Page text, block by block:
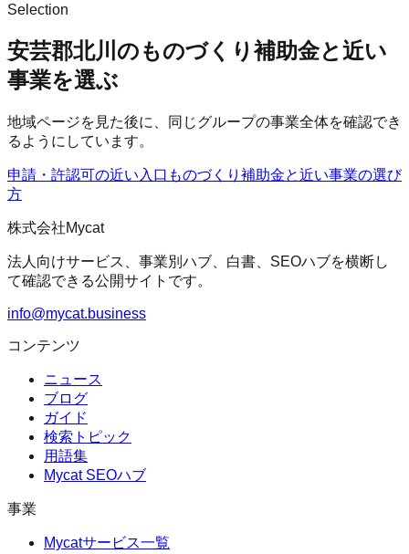
Selection
安芸郡北川のものづくり補助金と近い
事業を選ぶ
地域ページを見た後に、同じグループの事業全体を確認でき
るようにしています。
申請・許認可の近い入口 ものづくり補助金と近い事業の選び
方
株式会社Mycat
法人向けサービス、事業別ハブ、白書、SEOハブを横断し
て確認できる公開サイトです。
info@mycat.business
コンテンツ
ニュース
ブログ
ガイド
検索トピック
用語集
Mycat SEOハブ
事業
Mycatサービス一覧